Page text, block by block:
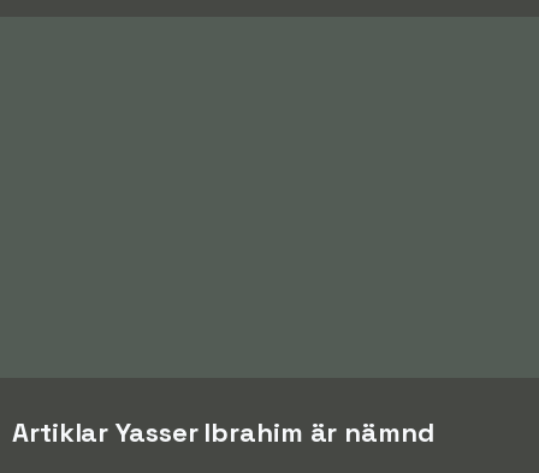
Artiklar Yasser Ibrahim är nämnd